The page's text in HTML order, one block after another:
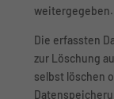
weitergegeben.
Die erfassten
zur Löschung
selbst löschen